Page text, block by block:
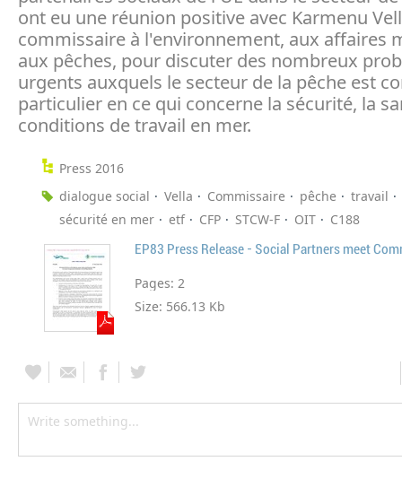
ont eu une réunion positive avec Karmenu
commissaire à l'environnement, aux affaires
aux pêches, pour discuter des nombreux
urgents auxquels le secteur de la pêche est
particulier en ce qui concerne la sécurité, la
conditions de travail en mer.
Press 2016
dialogue social
Vella Commissaire pêche
travail
sécurité en mer
etf CFP STCW-F OIT C188
EP83 Press Release - Social Partners meet
Pages: 2
Size: 566.13 Kb